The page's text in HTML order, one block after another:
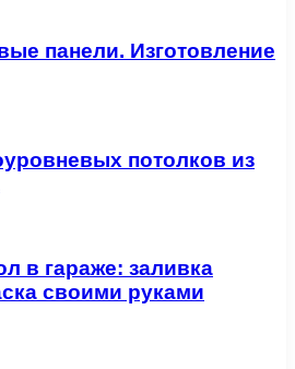
панели. Изготовление
потолков из
в гараже: заливка
своими руками